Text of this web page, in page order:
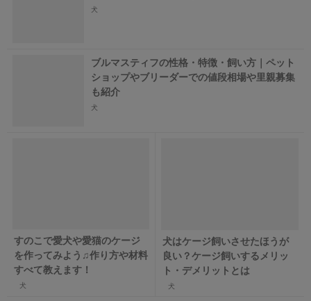
犬
ブルマスティフの性格・特徴・飼い方｜ペット
ショップやブリーダーでの値段相場や里親募集
も紹介
犬
すのこで愛犬や愛猫のケージ
を作ってみよう♫作り方や材料
すべて教えます！
犬
犬はケージ飼いさせたほうが
良い？ケージ飼いするメリッ
ト・デメリットとは
犬